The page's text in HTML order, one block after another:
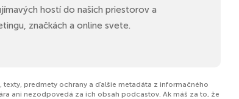
hostí do našich priestorov a
značkách a online svete.
predmety ochrany a ďalšie metadáta z informačného
ani nezodpovedá za ich obsah podcastov. Ak máš za to, že